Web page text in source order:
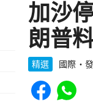
加沙
朗普
精選 國際
Share toShare to